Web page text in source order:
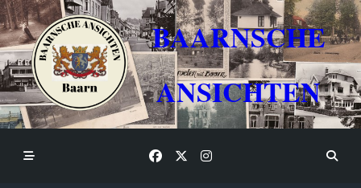
Skip
to
content
BAARNSCHE
ANSICHTEN